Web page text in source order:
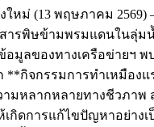
หม่ (13 พฤษภาคม 2569)
สารพิษข้ามพรมแดนในลุ่
อมูลของทางเครือข่ายฯ
กิจกรรมการทำเหมือง
มหลากหลายทางชีวภาพ
ดการแก้ไขปัญหาอย่างเ